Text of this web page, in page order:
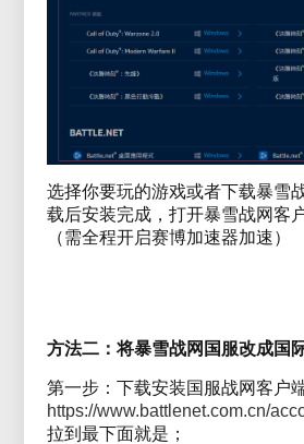
选择你要玩的游戏或者下载暴雪
载后安装完成，打开暴雪战网客
（需全程开启赛博加速器加速）
方法二：将暴雪战网国服改成国
第一步：下载安装国服战网客户
https://www.battlenet.com.cn/
拉到最下面就是；